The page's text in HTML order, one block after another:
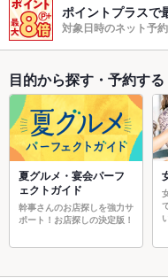
ポイントプラスで
対象日時のネット予
目的から探す・予約する
夏グルメ・宴会パーフ
ェクトガイド
幹事さんのお店探しを強力サ
ポート！お店探しの決定版！